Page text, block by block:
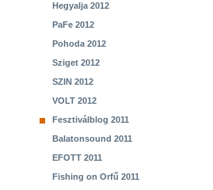
Hegyalja 2012
PaFe 2012
Pohoda 2012
Sziget 2012
SZIN 2012
VOLT 2012
Fesztiválblog 2011
Balatonsound 2011
EFOTT 2011
Fishing on Orfű 2011